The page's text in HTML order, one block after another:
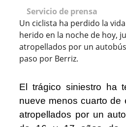
Servicio de prensa
Un ciclista ha perdido la
herido en la noche de hoy,
atropellados por un
paso por Berriz.
El trágico siniestro ha
nueve menos cuarto de
atropellados por un